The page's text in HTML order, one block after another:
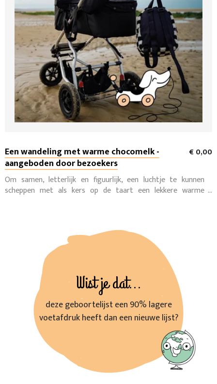
Een wandeling met warme chocomelk -
aangeboden door bezoekers
€ 0,00
Om samen, letterlijk en figuurlijk, een luchtje te kunnen
scheppen met als kers op de taart een lekkere warme
Wist je dat...
deze geboortelijst een 90% lagere
voetafdruk heeft dan een nieuwe lijst?